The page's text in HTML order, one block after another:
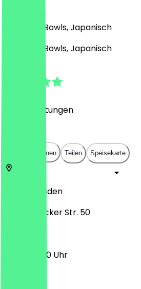
Asiatisch, Bowls, Japanisch
Asiatisch, Bowls, Japanisch
Bewertungen
In App öffnen Teilen Speisekarte
Dresden
Königsbrücker Str. 50
16:00 - 21:00 Uhr